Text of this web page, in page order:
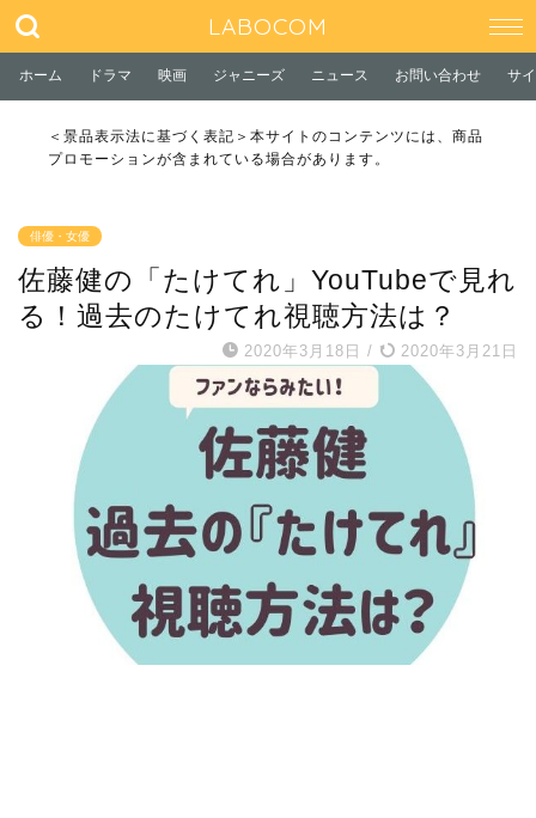
LABOCOM
ホーム ドラマ 映画 ジャニーズ ニュース お問い合わせ サ
＜景品表示法に基づく表記＞本サイトのコンテンツには、商品
プロモーションが含まれている場合があります。
俳優・女優
佐藤健の「たけてれ」YouTubeで見れ
る！過去のたけてれ視聴方法は？
2020年3月18日 / 2020年3月21日